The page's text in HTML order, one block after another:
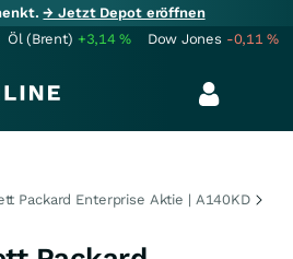
→ Jetzt Depot eröffnen
Öl (Brent) +3,14% Dow Jones -0,11%
Packard Enterprise Aktie | A140KD